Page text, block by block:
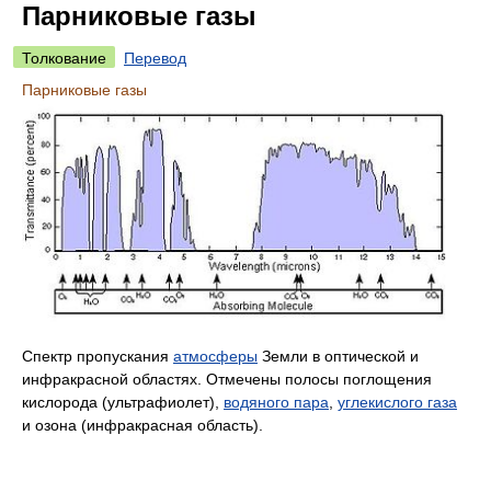
Парниковые газы
Толкование
Перевод
Парниковые газы
Спектр пропускания атмосферы Земли в оптической и
инфракрасной областях. Отмечены полосы поглощения
кислорода (ультрафиолет), водяного пара углекислого газа
и озона (инфракрасная область).